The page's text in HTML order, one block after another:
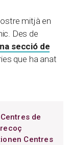
mitjà en
Des de
secció de
que ha anat
de
Centres